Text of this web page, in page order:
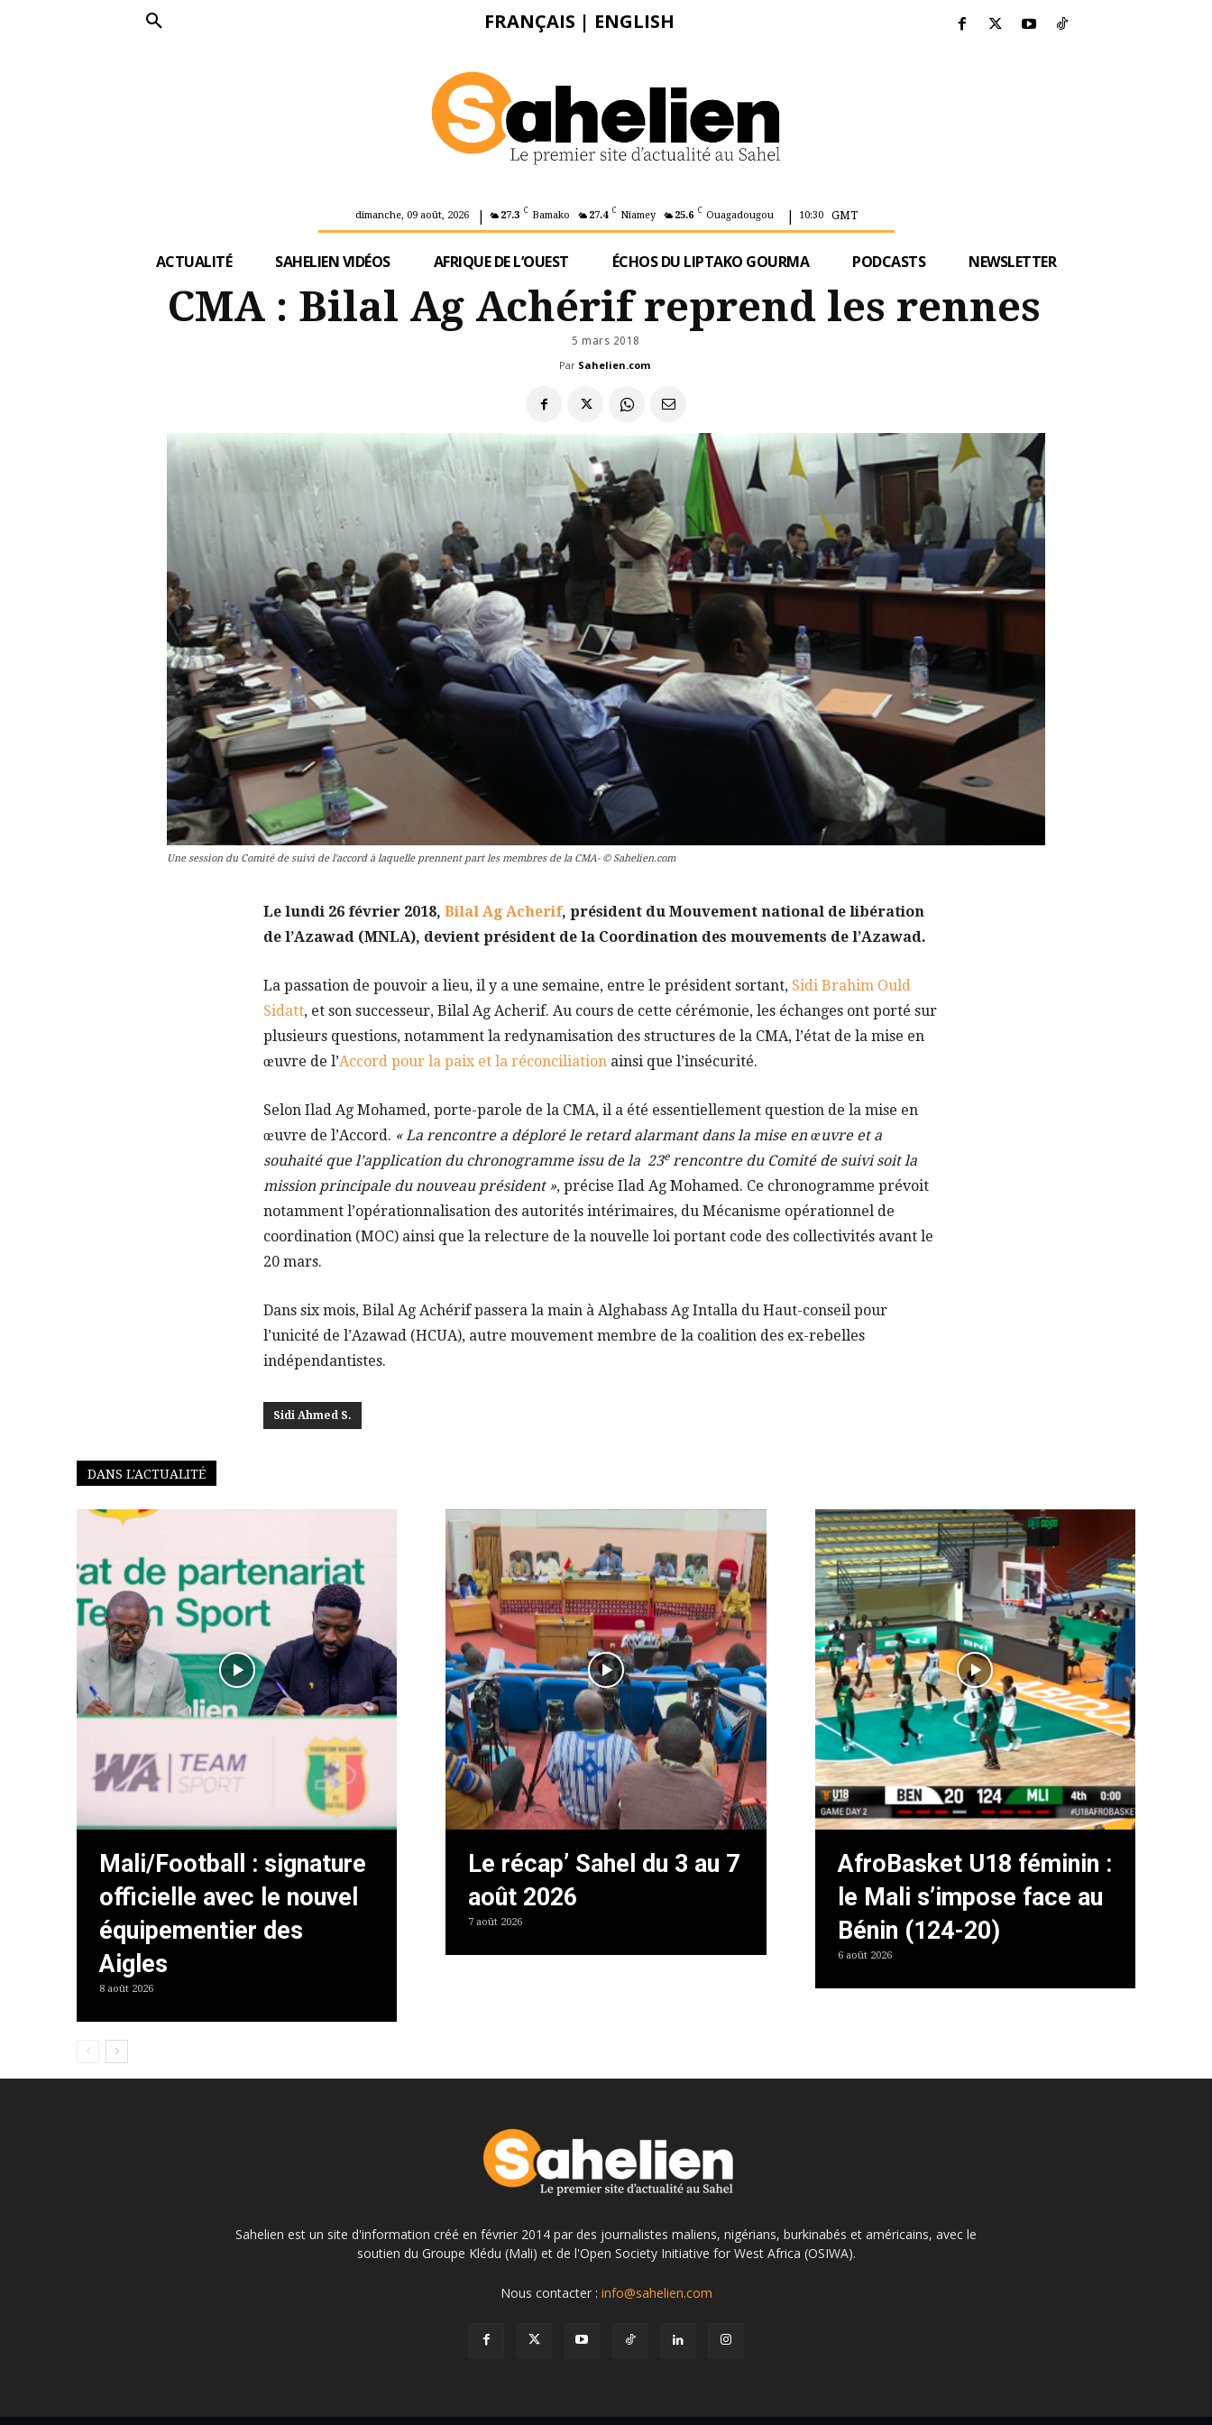
FRANÇAIS | ENGLISH
dimanche, 09 août, 2026 | 27.3 C Bamako 27.4 C Niamey 25.6 C Ouagadougou | 10:30 GMT
ACTUALITÉ SAHELIEN VIDÉOS AFRIQUE DE L’OUEST ÉCHOS DU LIPTAKO GOURMA PODCASTS NEWSLETTER
CMA : Bilal Ag Achérif reprend les rennes
5 mars 2018
Par Sahelien.com
Une session du Comité de suivi de l'accord à laquelle prennent part les membres de la CMA- © Sahelien.com
Le lundi 26 février 2018, Bilal Ag Acherif, président du Mouvement national de libération
de l’Azawad (MNLA), devient président de la Coordination des mouvements de l’Azawad.
La passation de pouvoir a lieu, il y a une semaine, entre le président sortant, Sidi Brahim Ould
Sidatt, et son successeur, Bilal Ag Acherif. Au cours de cette cérémonie, les échanges ont porté sur
plusieurs questions, notamment la redynamisation des structures de la CMA, l’état de la mise en
œuvre de l’Accord pour la paix et la réconciliation ainsi que l’insécurité.
Selon Ilad Ag Mohamed, porte-parole de la CMA, il a été essentiellement question de la mise en
œuvre de l’Accord. « La rencontre a déploré le retard alarmant dans la mise en œuvre et a
souhaité que l’application du chronogramme issu de la 23erencontre du Comité de suivi soit la
mission principale du nouveau président », précise Ilad Ag Mohamed. Ce chronogramme prévoit
notamment l’opérationnalisation des autorités intérimaires, du Mécanisme opérationnel de
coordination (MOC) ainsi que la relecture de la nouvelle loi portant code des collectivités avant le
20 mars.
Dans six mois, Bilal Ag Achérif passera la main à Alghabass Ag Intalla du Haut-conseil pour
l’unicité de l’Azawad (HCUA), autre mouvement membre de la coalition des ex-rebelles
indépendantistes.
Sidi Ahmed S.
DANS L'ACTUALITÉ
Mali/Football : signature
officielle avec le nouvel
équipementier des
Aigles
8 août 2026
Le récap’ Sahel du 3 au 7
août 2026
7 août 2026
AfroBasket U18 féminin :
le Mali s’impose face au
Bénin (124-20)
6 août 2026
Sahelien est un site d'information créé en février 2014 par des journalistes maliens, nigérians, burkinabés et américains, avec le
soutien du Groupe Klédu (Mali) et de l'Open Society Initiative for West Africa (OSIWA).
Nous contacter : info@sahelien.com